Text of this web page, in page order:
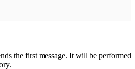
the first message. It will be performed